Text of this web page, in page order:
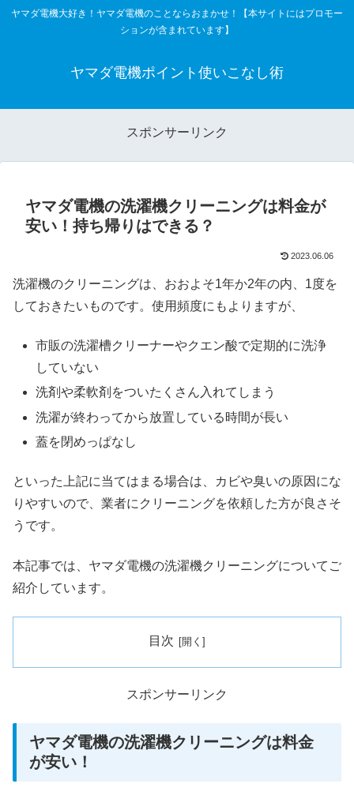
ヤマダ電機大好き！ヤマダ電機のことならおまかせ！【本サイトにはプロモー
ションが含まれています】
ヤマダ電機ポイント使いこなし術
スポンサーリンク
ヤマダ電機の洗濯機クリーニングは料金が
安い！持ち帰りはできる？
2023.06.06
洗濯機のクリーニングは、おおよそ1年か2年の内、1度を
しておきたいものです。使用頻度にもよりますが、
市販の洗濯槽クリーナーやクエン酸で定期的に洗浄
していない
洗剤や柔軟剤をついたくさん入れてしまう
洗濯が終わってから放置している時間が長い
蓋を閉めっぱなし
といった上記に当てはまる場合は、カビや臭いの原因にな
りやすいので、業者にクリーニングを依頼した方が良さそ
うです。
本記事では、ヤマダ電機の洗濯機クリーニングについてご
紹介しています。
目次
スポンサーリンク
ヤマダ電機の洗濯機クリーニングは料金
が安い！